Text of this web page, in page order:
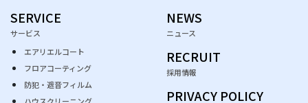
SERVICE
サービス
エアリエルコート
フロアコーティング
防犯・遮音フィルム
ハウスクリーニング
NEWS
ニュース
RECRUIT
採用情報
PRIVACY POLICY